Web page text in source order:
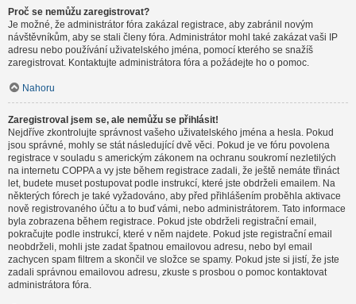
Proč se nemůžu zaregistrovat?
Je možné, že administrátor fóra zakázal registrace, aby zabránil novým
návštěvníkům, aby se stali členy fóra. Administrátor mohl také zakázat vaši IP
adresu nebo používání uživatelského jména, pomocí kterého se snažíš
zaregistrovat. Kontaktujte administrátora fóra a požádejte ho o pomoc.
Nahoru
Zaregistroval jsem se, ale nemůžu se přihlásit!
Nejdříve zkontrolujte správnost vašeho uživatelského jména a hesla. Pokud
jsou správné, mohly se stát následující dvě věci. Pokud je ve fóru povolena
registrace v souladu s americkým zákonem na ochranu soukromí nezletilých
na internetu COPPA a vy jste během registrace zadali, že ještě nemáte třináct
let, budete muset postupovat podle instrukcí, které jste obdrželi emailem. Na
některých fórech je také vyžadováno, aby před přihlášením proběhla aktivace
nově registrovaného účtu a to buď vámi, nebo administrátorem. Tato informace
byla zobrazena během registrace. Pokud jste obdrželi registrační email,
pokračujte podle instrukcí, které v něm najdete. Pokud jste registrační email
neobdrželi, mohli jste zadat špatnou emailovou adresu, nebo byl email
zachycen spam filtrem a skončil ve složce se spamy. Pokud jste si jistí, že jste
zadali správnou emailovou adresu, zkuste s prosbou o pomoc kontaktovat
administrátora fóra.